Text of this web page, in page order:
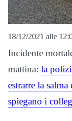
18/12/2021 alle
Incidente
mattina: la
estrarre la
spiegano i